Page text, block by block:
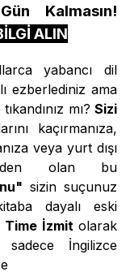
Kalmasın!
ALIN
yabancı dil
ezberlediniz ama
mı? Sizi
kaçırmanıza,
veya yurt dışı
olan bu
sizin suçunuz
dayalı eski
Time İzmitolarak
İngilizce